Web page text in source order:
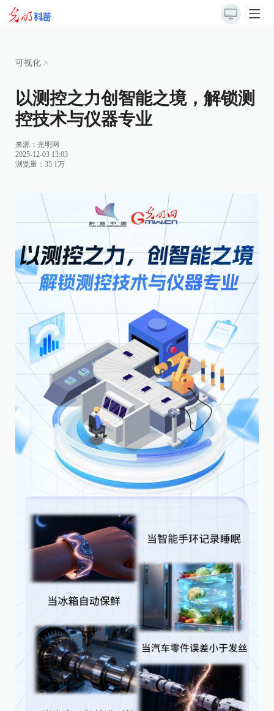
可视化 >
以测控之力创智能之境，解锁测
控技术与仪器专业
来源： 光明网
2025-12-03 13:03
浏览量：35.1万